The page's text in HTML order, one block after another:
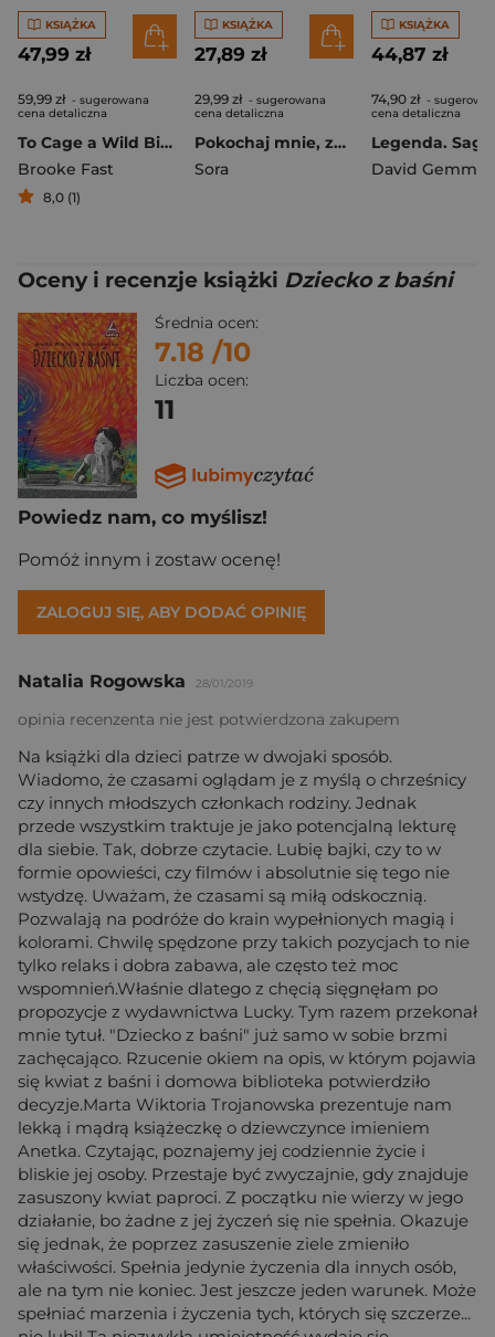
KSIĄŻKA
47,99 zł
59,99 zł - sugerowana
cena detaliczna
To Cage a Wild Bird
Brooke Fast
8,0 (1)
KSIĄŻKA
27,89 zł
29,99 zł - sugerowana
cena detaliczna
Pokochaj mnie, zanim umrzesz. Tom 5
Sora
KSIĄŻKA
44,87 zł
74,90 zł -
cena detaliczna
David Gemmel
Oceny i recenzje książki Dziecko z baśni
Średnia ocen:
7.18 /10
Liczba ocen:
11
Powiedz nam, co myślisz!
Pomóż innym i zostaw ocenę!
ZALOGUJ SIĘ, ABY DODAĆ OPINIĘ
Natalia Rogowska 28/01/2019
opinia recenzenta nie jest potwierdzona zakupem
Na książki dla dzieci patrze w dwojaki sposób.
Wiadomo, że czasami oglądam je z myślą o chrześnicy
czy innych młodszych członkach rodziny. Jednak
przede wszystkim traktuje je jako potencjalną lekturę
dla siebie. Tak, dobrze czytacie. Lubię bajki, czy to w
formie opowieści, czy filmów i absolutnie się tego nie
wstydzę. Uważam, że czasami są miłą odskocznią.
Pozwalają na podróże do krain wypełnionych magią i
kolorami. Chwilę spędzone przy takich pozycjach to nie
tylko relaks i dobra zabawa, ale często też moc
wspomnień.Właśnie dlatego z chęcią sięgnęłam po
propozycje z wydawnictwa Lucky. Tym razem przekonał
mnie tytuł. "Dziecko z baśni" już samo w sobie brzmi
zachęcająco. Rzucenie okiem na opis, w którym pojawia
się kwiat z baśni i domowa biblioteka potwierdziło
decyzje.Marta Wiktoria Trojanowska prezentuje nam
lekką i mądrą książeczkę o dziewczynce imieniem
Anetka. Czytając, poznajemy jej codziennie życie i
bliskie jej osoby. Przestaje być zwyczajnie, gdy znajduje
zasuszony kwiat paproci. Z początku nie wierzy w jego
działanie, bo żadne z jej życzeń się nie spełnia. Okazuje
się jednak, że poprzez zasuszenie ziele zmieniło
właściwości. Spełnia jedynie życzenia dla innych osób,
ale na tym nie koniec. Jest jeszcze jeden warunek. Może
spełniać marzenia i życzenia tych, których się szczerze...